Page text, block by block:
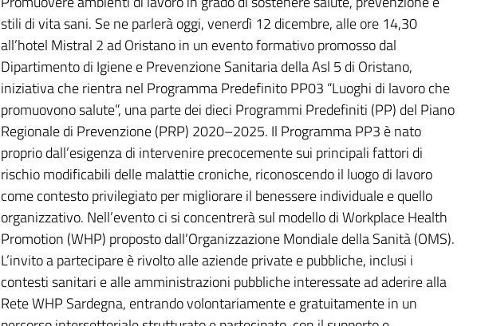
stili di vita sani. Se ne parlerà oggi, venerdì 12 dicembre, alle ore 14,30
all’hotel Mistral 2 ad Oristano in un evento formativo promosso dal
Dipartimento di Igiene e Prevenzione Sanitaria della Asl 5 di Oristano,
iniziativa che rientra nel Programma Predefinito PP03 “Luoghi di lavoro che
promuovono salute”, una parte dei dieci Programmi Predefiniti (PP) del Piano
Regionale di Prevenzione (PRP) 2020–2025. Il Programma PP3 è nato
proprio dall’esigenza di intervenire precocemente sui principali fattori di
rischio modificabili delle malattie croniche, riconoscendo il luogo di lavoro
come contesto privilegiato per migliorare il benessere individuale e quello
organizzativo. Nell’evento ci si concentrerà sul modello di Workplace Health
Promotion (WHP) proposto dall’Organizzazione Mondiale della Sanità (OMS).
L’invito a partecipare è rivolto alle aziende private e pubbliche, inclusi i
contesti sanitari e alle amministrazioni pubbliche interessate ad aderire alla
Rete WHP Sardegna, entrando volontariamente e gratuitamente in un